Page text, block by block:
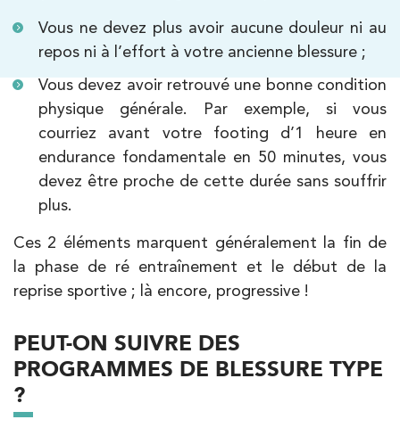
Vous ne devez plus avoir aucune douleur ni au
repos ni à l’effort à votre ancienne blessure ;
Vous devez avoir retrouvé une bonne condition
physique générale. Par exemple, si vous
courriez avant votre footing d’1 heure en
endurance fondamentale en 50 minutes, vous
devez être proche de cette durée sans souffrir
plus.
Ces 2 éléments marquent généralement la fin de
la phase de ré entraînement et le début de la
reprise sportive ; là encore, progressive !
PEUT-ON SUIVRE DES
PROGRAMMES DE BLESSURE TYPE
?
PRENDRE RDV
PRENDRE RDV